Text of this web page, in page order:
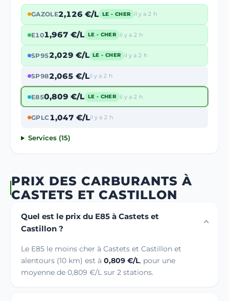
GAZOLE2,126 €/L LE - CHER il y a 2 h
E101,967 €/L LE - CHER il y a 2 h
SP952,029 €/L LE - CHER il y a 2 h
SP982,065 €/Lil y a 2 h
E850,809 €/L LE - CHER il y a 2 h
GPLC1,047 €/Lil y a 2 h
Services (15)
PRIX DES CARBURANTS À
CASTETS ET CASTILLON
Quel est le prix du E85 à Castets et
Castillon ?
Le E85 le moins cher à Castets et Castillon et
alentours (10 km) est à 0,809 €/L, pour une
moyenne de 0,809 €/L sur 2 stations.